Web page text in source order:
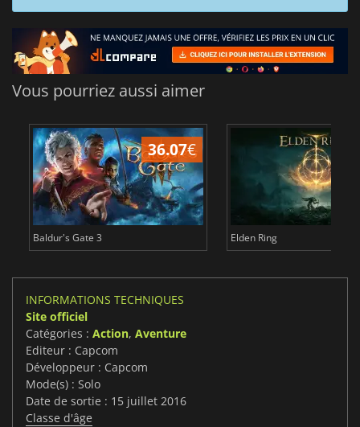
Vous pourriez aussi aimer
36.07€
Baldur's Gate 3 Elden Ring
INFORMATIONS TECHNIQUES
Site officiel
Catégories : Action, Aventure
Editeur : Capcom
Développeur : Capcom
Mode(s) : Solo
Date de sortie : 15 juillet 2016
Classe d'âge